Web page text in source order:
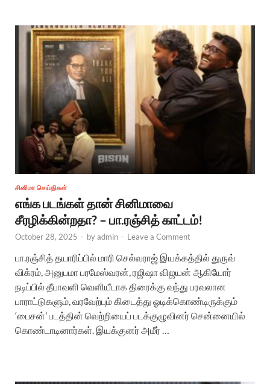
சினிமா செய்திகள்
எங்க படங்கள் தான் சினிமாவை
சீரழிக்கின்றதா? – பா.ரஞ்சித் காட்டம்!
October 28, 2025 - byadmin - Leave a Comment
பா.ரஞ்சித் தயாரிப்பில் மாரி செல்வராஜ் இயக்கத்தில் துருவ்
விக்ரம், அனுபமா பரமேஸ்வரன், ரஜிஷா விஜயன் ஆகியோர்
நடிப்பில் தீபாவளி வெளியீடாக திரைக்கு வந்து பரவலான
பாராட்டுகளும், வரவேற்பும் கிடைத்து ஓடிக்கொண்டிருக்கும்
‘பைசன்’ படத்தின் வெற்றியைப் படக்குழுவினர் சென்னையில்
கொண்டாடினார்கள். இயக்குனர் அமீர் …